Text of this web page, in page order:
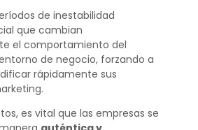
de inestabilidad
que cambian
el comportamiento del
de negocio, forzando a
rápidamente sus
es vital que las empresas se